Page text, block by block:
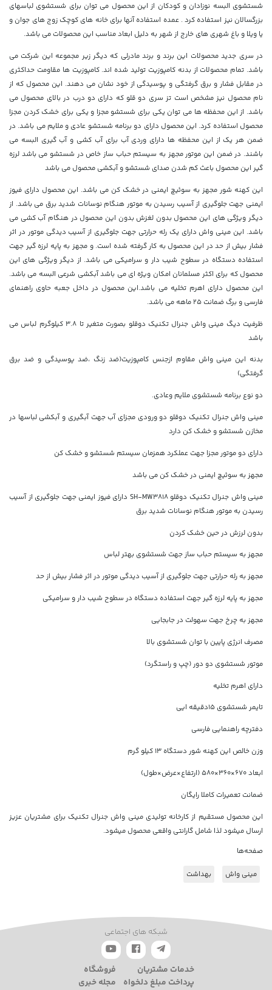
شستشوی البسه نوزادان و کودکان از این محصول می توان برای شستشوی لباسهای
بزرگسالان نیز استفاده کرد . عمده استفاده آنها برای خانه های کوچک زوج های جوان و
یا ویلا و باغ شهری های خارج از شهر به دلیل ابعاد مناسب این محصولات می باشد.
در سری جدید محصولات این برند و برند مادرلی که دیگر زیر مجموعه این شرکت می
باشد. تمام محصولات از بدنه کامپوزیت تولید شده اند. کامپوزیت ها مقاومت حداکثری
در مقابل فشار و برق گرفتگی و پوسیدگی از خود نشان می دهند. این محصول که از
نام محصول نیز مشخص است تز سری دو قلو که دارای دو درب در بالای محصول می
باشد. از این محفظه ها می توان یکی برای شستشو مجزا و یکی برای خشک کردن مجزا
محصول استفاده کرد. این محصول دارای دو برنامه شستشو عادی و ملایم می باشد. در
ضمن هر یک از این محفظه ها دارای وردی آب برای آب کشی و آب گیری البسه می
باشند. در ضمن این موتور مجهز به سیستم حباب ساز خاص در شستشو می باشد لرزه
گیر این محصول باعث کم شدن صدای شستشو و آبکشی محصول می باشد
این کهنه شور مجهز به سوئیچ ایمنی در خشک کن می باشد. این محصول دارای فیوز
ایمنی جهت جلوگیری از آسیب رسیدن به موتور هنگام نوسانات شدید برق می باشد. از
دیگر ویژگی های این محصول بدون لغزش بدون این محصول در هنگام آب کشی می
باشد. این مینی واش دارای یک رله حرارتی جهت جلوگیری از آسیب دیدگی موتور در اثر
فشار بیش از حد در این محصول به کار گرفته شده است. و مجهز به پایه لرزه گیر جهت
استفاده دستگاه در سطوح شیب دار و سرامیکی می باشد. از دیگر ویژگی های این
محصول که برای اکثر مسلمانان امکان ویژه ای می باشد آبکشی شرعی البسه می باشد.
این محصول دارای اهرم تخلیه می باشد.این محصول در داخل جعبه حاوی راهنمای
فارسی و برگ ضمانت ۲۵ ماهه می باشد.
ظرفیت دیگ مینی واش جنرال تکنیک دوقلو بصورت متغیر تا 3.8 کیلوگرم لباس می
باشد
بدنه این مینی واش مقاوم ازجنس کامپوزیت(ضد زنگ ،ضد پوسیدگی و ضد برق
گرفتگی)
دو نوع برنامه شستشوی ملایم وعادی.
مینی واش جنرال تکنیک دوقلو دو ورودی مجزای آب جهت آبگیری و آبکشی لباسها در
مخازن شستشو و خشک کن دارد
دارای دو موتور مجزا جهت عملکرد همزمان سیستم شستشو و خشک کن
مجهز به سوئیچ ایمنی در خشک کن می باشد
مینی واش جنرال تکنیک دوقلو SH-MW3818 دارای فیوز ایمنی جهت جلوگیری از آسیب
رسیدن به موتور هنگام نوسانات شدید برق
بدون لرزش در حین خشک کردن
مجهز به سیستم حباب ساز جهت شستشوی بهتر لباس
مجهز به رله حرارتی جهت جلوگیری از آسیب دیدگی موتور در اثر فشار بیش از حد
مجهز به پایه لرزه گیر جهت استفاده دستگاه در سطوح شیب دار و سرامیکی
مجهز به چرخ جهت سهولت در جابجایی
مصرف انرژی پایین با توان شستشوی بالا
موتور شستشوی دو دور (چپ و راستگرد)
دارای اهرم تخلیه
تایمر شستشوی 15دقیقه ایی
دفترچه راهنمایی فارسی
وزن خالص این کهنه شور دستگاه 13 کیلو گرم
ابعاد 670×360×580 (ارتفاع×عرض×طول)
ضمانت تعمیرات کاملا رایگان
این محصول مستقیم از کارخانه تولیدی مینی واش جنرال تکنیک برای مشتریان عزیز
ارسال میشود لذا شامل گارانتی واقعی محصول میشود.
صفحه‌ها
مینی واش بهداشت
شبکه های اجتماعی
خدمات مشتریان
پرداخت مبلغ دلخواه
فروشگاه
مجله خبری